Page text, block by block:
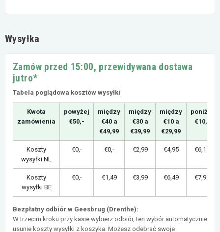
Wysyłka
Zamów przed 15:00, przewidywana dostawa
jutro*
Tabela poglądowa kosztów wysyłki
Kwota
zamówienia
powyżej
€50,-
między
€40 a
€49,99
między
€30 a
€39,99
między
€10 a
€29,99
poniżej
€10,-
Koszty
wysyłki NL
€0,- €0,- €2,99 €4,95 €6,19
Koszty
wysyłki BE
€0,- €1,49 €3,99 €6,49 €7,99
Bezpłatny odbiór w Geesbrug (Drenthe):
W trzecim kroku przy kasie wybierz odbiór, ten wybór automatycznie
usunie koszty wysyłki z koszyka. Możesz odebrać swoje